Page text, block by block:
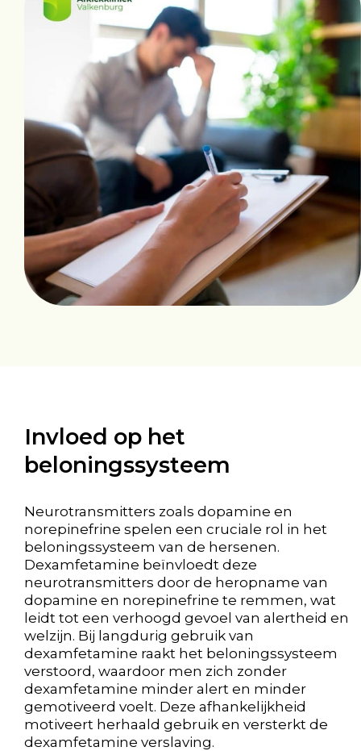
Invloed op het
beloningssysteem
Neurotransmitters zoals dopamine en
norepinefrine spelen een cruciale rol in het
beloningssysteem van de hersenen.
Dexamfetamine beïnvloedt deze
neurotransmitters door de heropname van
dopamine en norepinefrine te remmen, wat
leidt tot een verhoogd gevoel van alertheid en
welzijn. Bij langdurig gebruik van
dexamfetamine raakt het beloningssysteem
verstoord, waardoor men zich zonder
dexamfetamine minder alert en minder
gemotiveerd voelt. Deze afhankelijkheid
motiveert herhaald gebruik en versterkt de
dexamfetamine verslaving.